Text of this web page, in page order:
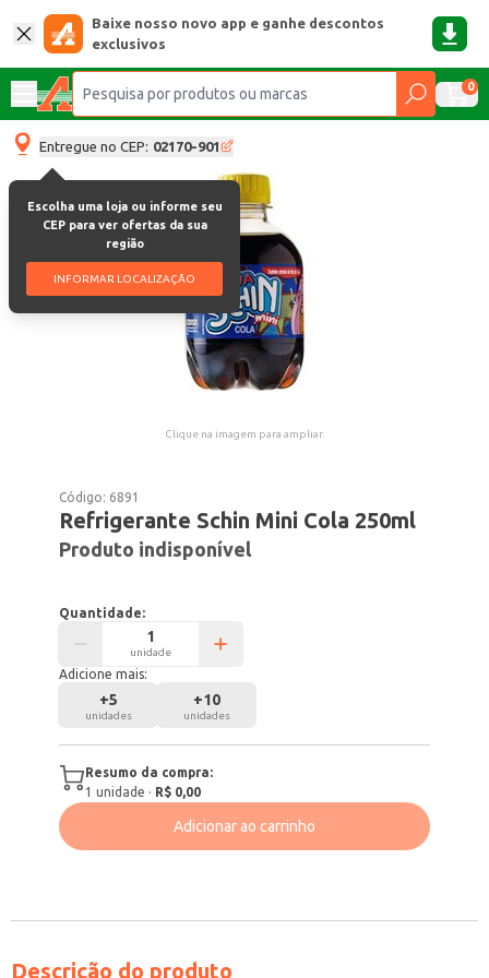
Baixe nosso novo app e ganhe descontos
exclusivos
0
Entregue no CEP: 02170-901
Escolha uma loja ou informe seu
CEP para ver ofertas da sua
região
INFORMAR LOCALIZAÇÃO
Clique na imagem para ampliar.
Código: 6891
Refrigerante Schin Mini Cola 250ml
Produto indisponível
Quantidade:
unidade
Adicione mais:
+5
unidades
+10
unidades
Resumo da compra:
1 unidade · R$ 0,00
Adicionar ao carrinho
Descrição do produto